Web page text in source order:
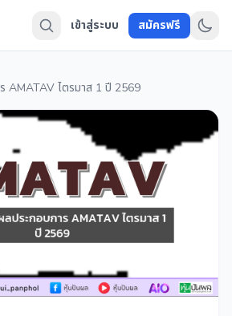
เข้าสู่ระบบ สมัครฟรี
AMATAV ไตรมาส 1 ปี 2569